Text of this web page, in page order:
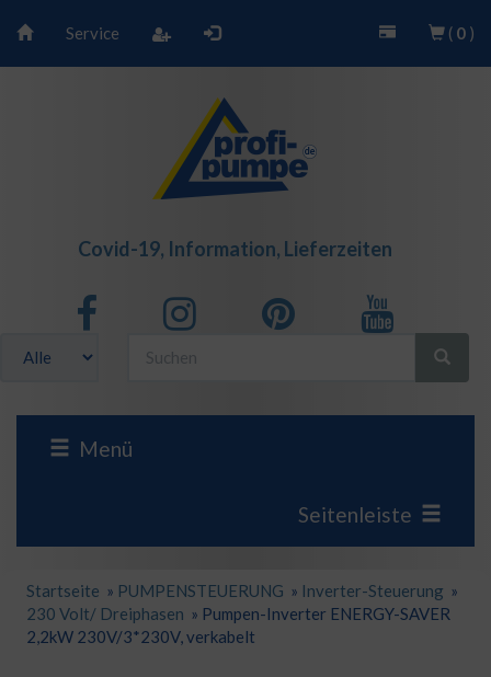
Service ( 0 )
Covid-19, Information, Lieferzeiten
Menü
Seitenleiste
Startseite » PUMPENSTEUERUNG » Inverter-Steuerung »
230 Volt/ Dreiphasen » Pumpen-Inverter ENERGY-SAVER
2,2kW 230V/3*230V, verkabelt